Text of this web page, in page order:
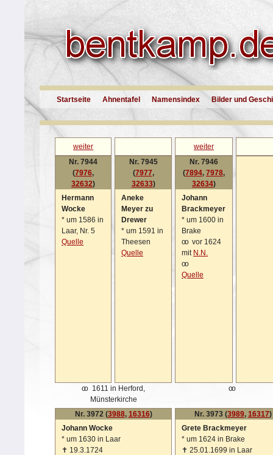
Startseite Ahnentafel Namensindex Bilder und
weiter
weiter
Nr. 7944
(7976,
32632)
Hermann
Wocke
* um 1586 in
Laar, Nr. 5
Quelle
Nr. 7945
(7977,
32633)
Aneke
Meyer zu
Drewer
* um 1591 in
Theesen
Quelle
Nr. 7946
(7894, 7978,
32634)
Johann
Brackmeyer
* um 1600 in
Brake
oo vor 1624
mit N.N.
oo
Quelle
oo
1611 in Herford,
Münsterkirche
oo
Nr. 3972 (3988, 16316)
Johann Wocke
* um 1630 in Laar
✝ 19.3.1724
Nr. 3973 (3989, 16317)
Grete Brackmeyer
* um 1624 in Brake
✝ 25.01.1699 in Laar